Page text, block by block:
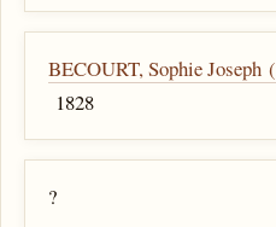
BECOURT, Sophie Joseph
1828
?